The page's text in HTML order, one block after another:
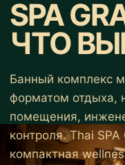
SPA
ЧТО
Банный комплекс
форматом отдыха,
помещения,
контроля. Thai
компактная